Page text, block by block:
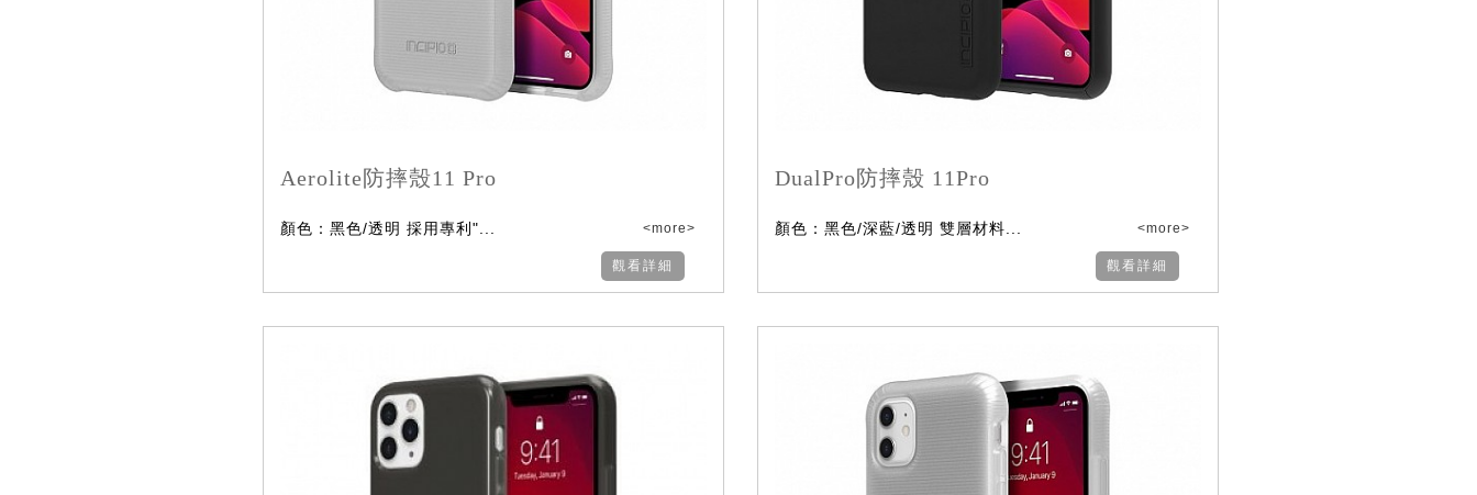
Aerolite防摔殼11 Pro
顏色：黑色/透明 採用專利"... <more>
觀看詳細
DualPro防摔殼 11Pro
顏色：黑色/深藍/透明 雙層材料... <more>
觀看詳細